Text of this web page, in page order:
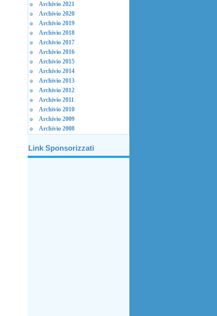
Archivio 2021
Archivio 2020
Archivio 2019
Archivio 2018
Archivio 2017
Archivio 2016
Archivio 2015
Archivio 2014
Archivio 2013
Archivio 2012
Archivio 2011
Archivio 2010
Archivio 2009
Archivio 2008
Link Sponsorizzati